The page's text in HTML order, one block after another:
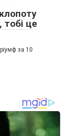
тобі це
за 10